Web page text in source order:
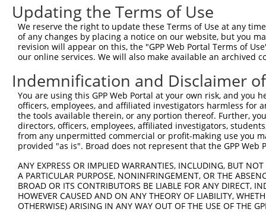
Updating the Terms of Use
We reserve the right to update these Terms of Use at any
of any changes by placing a notice on our website, but you
revision will appear on this, the "GPP Web Portal Terms of
our online services. We will also make available an archived
Indemnification and Disclaimer
You are using this GPP Web Portal at your own risk, and
officers, employees, and affiliated investigators harmless for
the tools available therein, or any portion thereof. Further,
directors, officers, employees, affiliated investigators,
from any unpermitted commercial or profit-making use you
provided "as is". Broad does not represent that the GPP
ANY EXPRESS OR IMPLIED WARRANTIES, INCLUDING, BUT
A PARTICULAR PURPOSE, NONINFRINGEMENT, OR THE
BROAD OR ITS CONTRIBUTORS BE LIABLE FOR ANY DIRECT,
HOWEVER CAUSED AND ON ANY THEORY OF LIABILITY,
OTHERWISE) ARISING IN ANY WAY OUT OF THE USE OF THE